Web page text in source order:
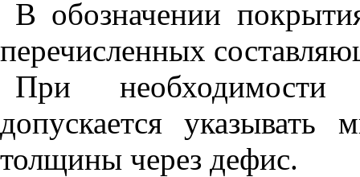
В обозначении
перечисленных
При
допускается
толщины через дефис.